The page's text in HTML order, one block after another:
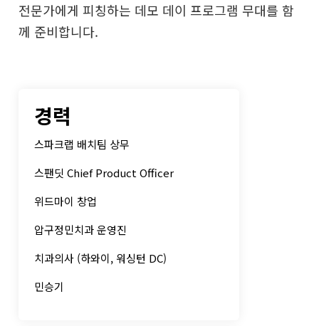
전문가에게 피칭하는 데모 데이 프로그램 무대를 함
께 준비합니다.
경력
스파크랩 배치팀 상무
스팬딧 Chief Product Officer
위드마이 창업
압구정민치과 운영진
치과의사 (하와이, 워싱턴 DC)
민승기